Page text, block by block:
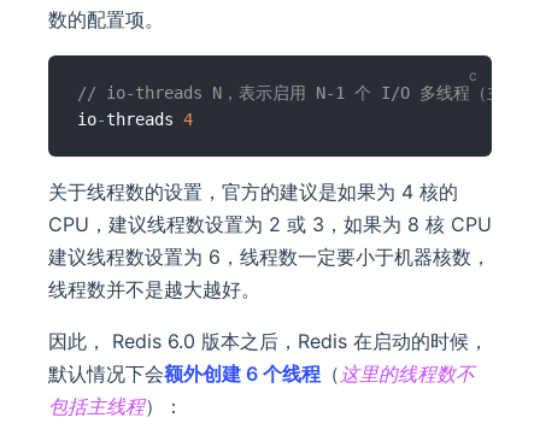
数的配置项。
// io-threads N，表示启用 N-1 个 I/O 多线程（主线程
io-threads 4
关于线程数的设置，官方的建议是如果为 4 核的
CPU，建议线程数设置为 2 或 3，如果为 8 核 CPU
建议线程数设置为 6，线程数一定要小于机器核数，
线程数并不是越大越好。
因此， Redis 6.0 版本之后，Redis 在启动的时候，
默认情况下会额外创建 6 个线程 （ 这里的线程数不
包括主线程）：